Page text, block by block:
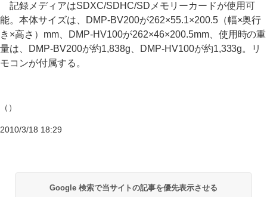
記録メディアはSDXC/SDHC/SDメモリーカードが使用可
能。本体サイズは、DMP-BV200が262×55.1×200.5（幅×奥行
き×高さ）mm、DMP-HV100が262×46×200.5mm、使用時の重
量は、DMP-BV200が約1,838g、DMP-HV100が約1,333g。リ
モコンが付属する。
（）
2010/3/18 18:29
Google 検索で当サイトの記事を優先表示させる